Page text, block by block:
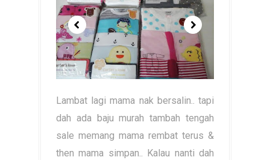
Lambat lagi mama nak bersalin.. tapi
dah ada baju murah tambah tengah
sale memang mama rembat terus &
then mama simpan.. Kalau nanti dah